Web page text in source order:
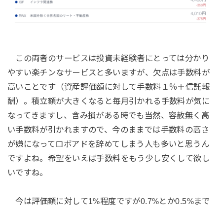
この両者のサービスは投資未経験者にとっては分かり
やすい楽チンなサービスと多いますが、欠点は手数料が
高いことです（資産評価額に対して手数料１％＋信託報
酬）。積立額が大きくなると毎月引かれる手数料が気に
なってきますし、含み損がある時でも当然、容赦無く高
い手数料が引かれますので、今のままでは手数料の高さ
が嫌になってロボアドを辞めてしまう人も多いと思うん
ですよね。希望をいえば手数料をもう少し安くして欲し
いですね。
今は評価額に対して1%程度ですが0.7%とか0.5%まで